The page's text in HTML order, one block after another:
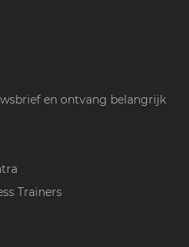
en ontvang belangrijk
Trainers